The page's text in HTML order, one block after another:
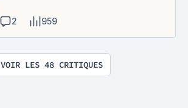
2 959
VOIR LES 48 CRITIQUES